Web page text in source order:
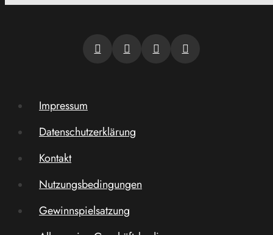
Impressum
Datenschutzerklärung
Kontakt
Nutzungsbedingungen
Gewinnspielsatzung